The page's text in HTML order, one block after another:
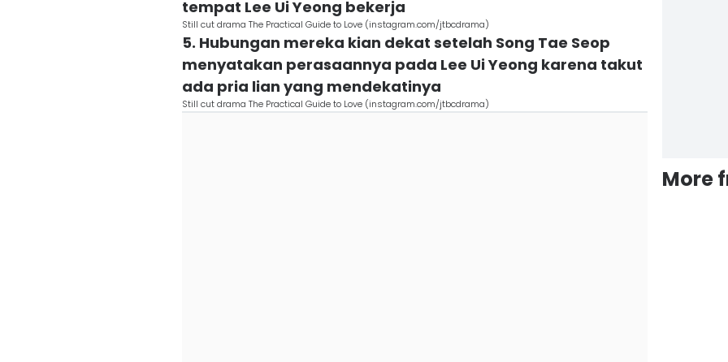
tempat Lee Ui Yeong bekerja
Still cut drama The Practical Guide to Love (instagram.com/jtbcdrama)
5. Hubungan mereka kian dekat setelah Song Tae Seop
menyatakan perasaannya pada Lee Ui Yeong karena takut
ada pria lian yang mendekatinya
Still cut drama The Practical Guide to Love (instagram.com/jtbcdrama)
More